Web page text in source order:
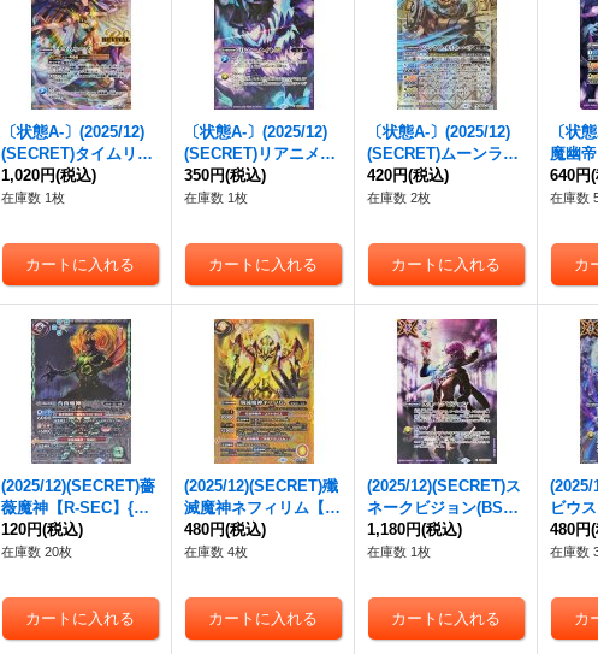
〔状態A-〕(2025/12)
(SECRET)タイムリー
プ(BS72収録/イシスイ
ラスト)【R-SEC】{B
1,020円(税込)
在庫数 1枚
〔状態A-〕(2025/12)
(SECRET)リアニメイ
トLT(BS72収録/魔幽
帝ジークフリードイラ
42-082}《紫》
350円(税込)
在庫数 1枚
〔状態A-〕(2025/12)
(SECRET)ムーンライ
ト・カリストー・ベア
【M-SEC】{BS72-03
420円(税込)
在庫数 2枚
〔状
魔幽
【AX
《紫》
640円
在庫数
(2025/12)(SECRET)薔
薇魔神【R-SEC】{BS
72-060}《緑》
120円(税込)
在庫数 20枚
(2025/12)(SECRET)殲
滅魔神ネフィリム【M
-SEC】{BS72-065}
《黄》
480円(税込)
在庫数 4枚
(2025/12)(SECRET)ス
ネークビジョン(BS72
収録/ディオニュソス
イラスト)【C-SEC】
1,180円(税込)
在庫数 1枚
(2025/
ビウ
録/ア
ル・ビ
012}
480円
在庫数